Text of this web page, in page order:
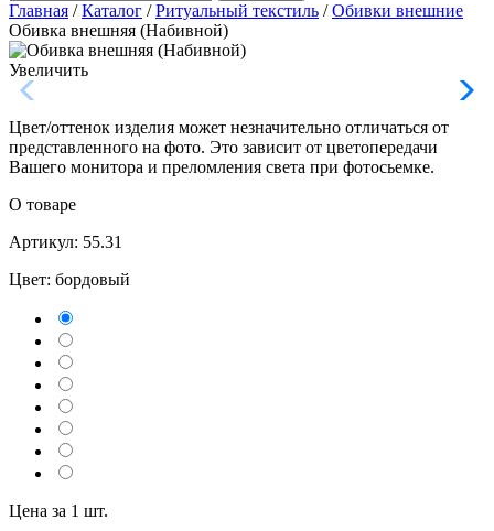
Главная / Каталог / Ритуальный текстиль / Обивки внешние
Обивка внешняя (Набивной)
Увеличить
Цвет/оттенок изделия может незначительно отличаться от
представленного на фото. Это зависит от цветопередачи
Вашего монитора и преломления света при фотосьемке.
О товаре
Артикул: 55.31
Цвет: бордовый
Цена за 1 шт.